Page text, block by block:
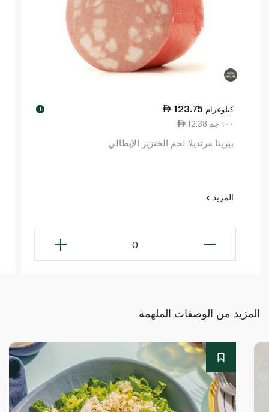
123.75 كيلوغرام !
12.38 ١٠٠ جم
بيريتا مرتديلا لحم الخنزير الإيطالي
المزيد
0
المزيد من الوصفات الملهمة